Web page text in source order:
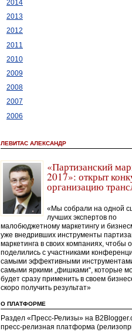
2014
2013
2012
2011
2010
2009
2008
2007
2006
ЛЕВИТАС АЛЕКСАНДР
«Партизанский
2017»: открыт
организацию
«Мы собрали на одной
лучших экспертов по
малобюджетному маркетингу и
уже внедривших инструменты
маркетинга в своих компаниях, чтобы
поделились с участниками
самыми эффективными
самыми яркими „фишками“, которые
будет сразу применить в своем
скоро получить результат»
О ПЛАТФОРМЕ
Раздел «Пресс-Релизы» на
пресс-релизная платформа